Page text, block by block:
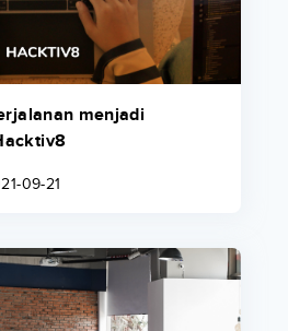
menjadi
09-21